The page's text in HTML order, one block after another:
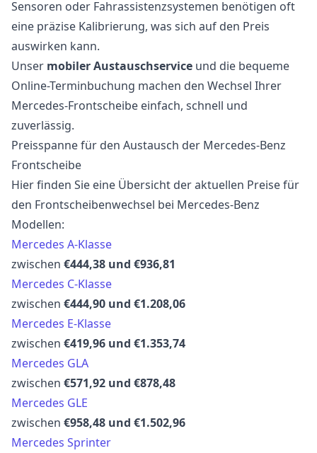
Sensoren oder Fahrassistenzsystemen benötigen oft
eine präzise Kalibrierung, was sich auf den Preis
auswirken kann.
Unser mobiler Austauschservice und die bequeme
Online-Terminbuchung machen den Wechsel Ihrer
Mercedes-Frontscheibe einfach, schnell und
zuverlässig.
Preisspanne für den Austausch der Mercedes-Benz
Frontscheibe
Hier finden Sie eine Übersicht der aktuellen Preise für
den Frontscheibenwechsel bei Mercedes-Benz
Modellen:
Mercedes A-Klasse
zwischen €444,38 und €936,81
Mercedes C-Klasse
zwischen €444,90 und €1.208,06
Mercedes E-Klasse
zwischen €419,96 und €1.353,74
Mercedes GLA
zwischen €571,92 und €878,48
Mercedes GLE
zwischen €958,48 und €1.502,96
Mercedes Sprinter